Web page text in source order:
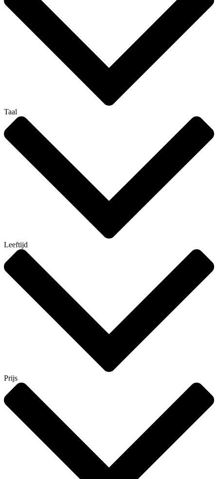
Taal
Leeftijd
Prijs